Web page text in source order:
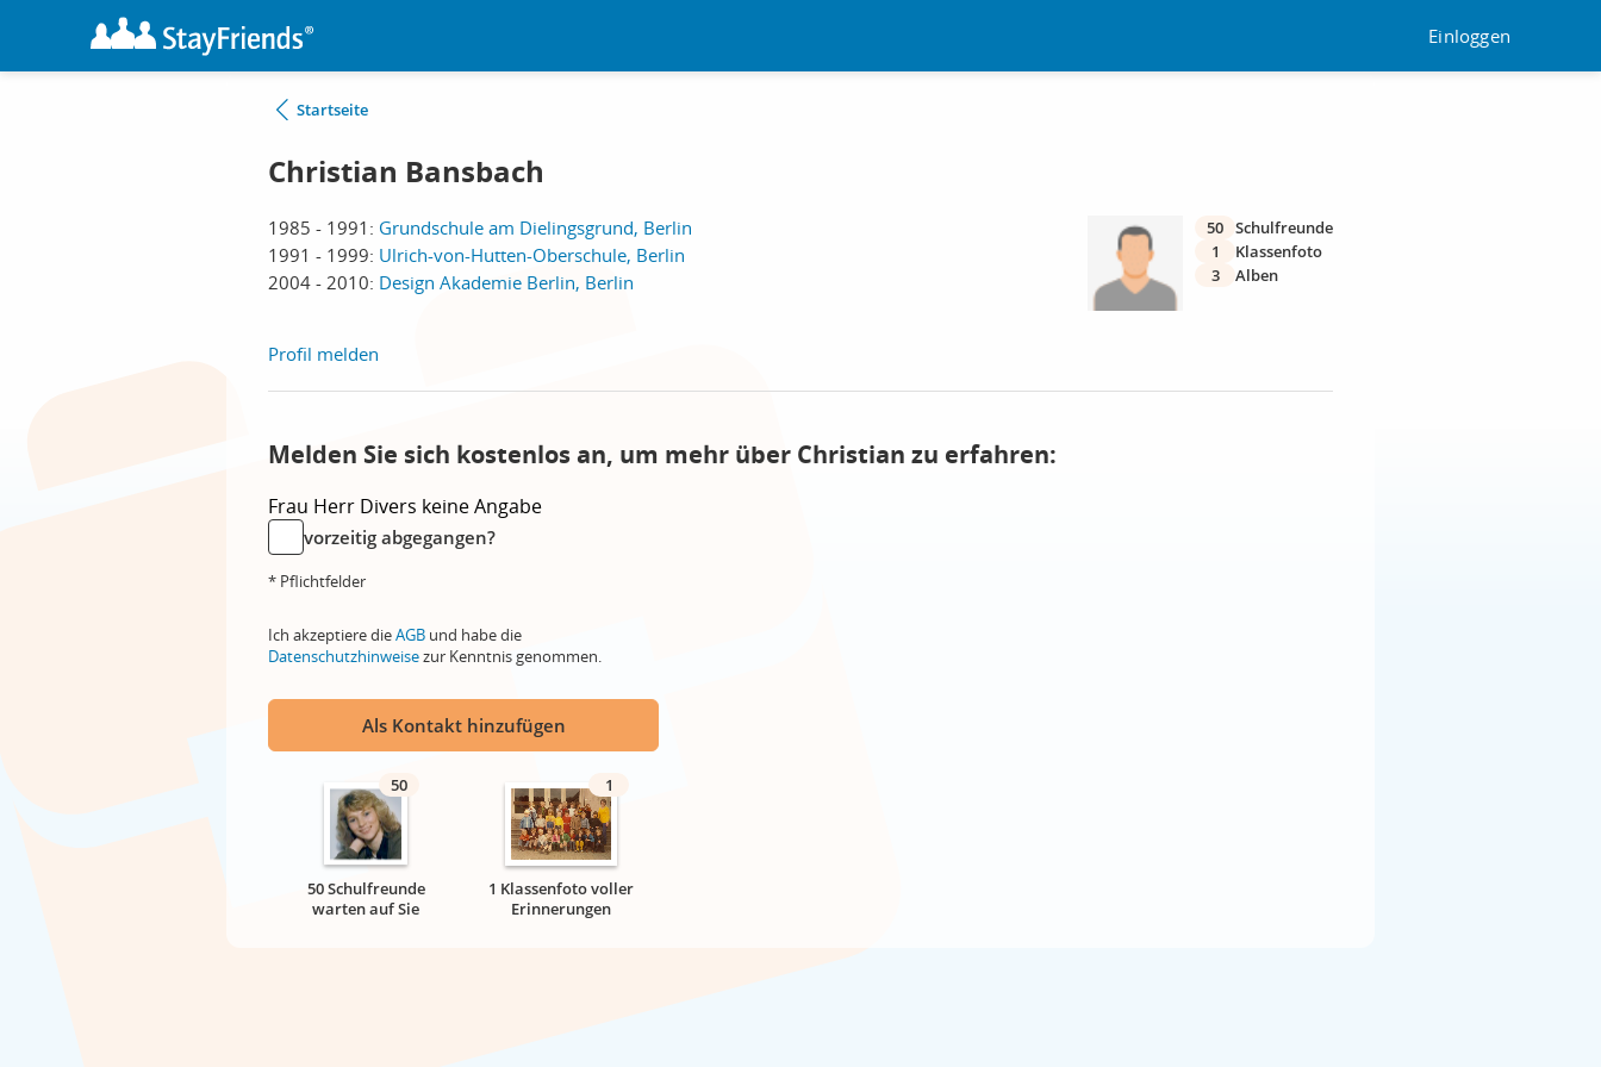
Einloggen
Startseite
Christian Bansbach
1985 - 1991: Grundschule am Dielingsgrund, Berlin
1991 - 1999: Ulrich-von-Hutten-Oberschule, Berlin
2004 - 2010: Design Akademie Berlin, Berlin
50 Schulfreunde
1
Klassenfoto
3
Alben
Profil melden
Melden Sie sich kostenlos an, um mehr über Christian zu erfahren:
Frau Herr Divers keine Angabe
vorzeitig abgegangen?
* Pflichtfelder
Ich akzeptiere dieAGB und habe die
Datenschutzhinweisezur Kenntnis genommen.
Als Kontakt hinzufügen
50
50 Schulfreunde
warten auf Sie
1
1 Klassenfoto voller
Erinnerungen